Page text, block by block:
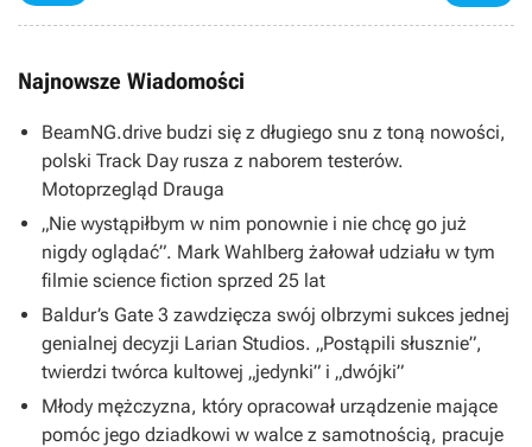
Najnowsze Wiadomości
BeamNG.drive budzi się z długiego snu z toną nowości,
polski Track Day rusza z naborem testerów.
Motoprzegląd Drauga
„Nie wystąpiłbym w nim ponownie i nie chcę go już
nigdy oglądać”. Mark Wahlberg żałował udziału w tym
filmie science fiction sprzed 25 lat
Baldur’s Gate 3 zawdzięcza swój olbrzymi sukces jednej
genialnej decyzji Larian Studios. „Postąpili słusznie”,
twierdzi twórca kultowej „jedynki” i „dwójki”
Młody mężczyzna, który opracował urządzenie mające
pomóc jego dziadkowi w walce z samotnością, pracuje